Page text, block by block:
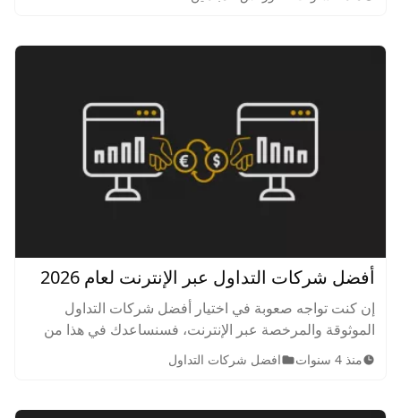
أفضل شركات التداول عبر الإنترنت لعام 2026
إن كنت تواجه صعوبة في اختيار أفضل شركات التداول
الموثوقة والمرخصة عبر الإنترنت، فسنساعدك في هذا من
خلال مقارنة شاملة وكاملة بين أفضل شركات التداول
الإلكتروني لتعرف كيف تختار أفضل منصات التداول عبر
منذ 4 سنوات افضل شركات التداول